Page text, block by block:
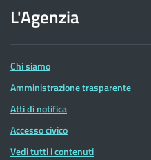
dell'Agenzia
delle
Entrate
L'Agenzia
Chi siamo
Amministrazione trasparente
Atti di notifica
Accesso civico
Vedi tutti i contenuti